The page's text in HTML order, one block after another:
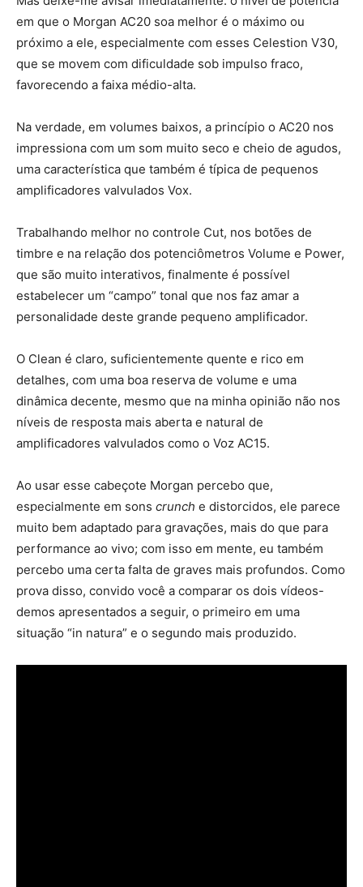
em que o Morgan AC20 soa melhor é o máximo ou
próximo a ele, especialmente com esses Celestion V30,
que se movem com dificuldade sob impulso fraco,
favorecendo a faixa médio-alta.
Na verdade, em volumes baixos, a princípio o AC20 nos
impressiona com um som muito seco e cheio de agudos,
uma característica que também é típica de pequenos
amplificadores valvulados Vox.
Trabalhando melhor no controle Cut, nos botões de
timbre e na relação dos potenciômetros Volume e Power,
que são muito interativos, finalmente é possível
estabelecer um “campo” tonal que nos faz amar a
personalidade deste grande pequeno amplificador.
O Clean é claro, suficientemente quente e rico em
detalhes, com uma boa reserva de volume e uma
dinâmica decente, mesmo que na minha opinião não nos
níveis de resposta mais aberta e natural de
amplificadores valvulados como o Voz AC15.
Ao usar esse cabeçote Morgan percebo que,
especialmente em sons crunch e distorcidos, ele parece
muito bem adaptado para gravações, mais do que para
performance ao vivo; com isso em mente, eu também
percebo uma certa falta de graves mais profundos. Como
prova disso, convido você a comparar os dois vídeos-
demos apresentados a seguir, o primeiro em uma
situação “in natura” e o segundo mais produzido.